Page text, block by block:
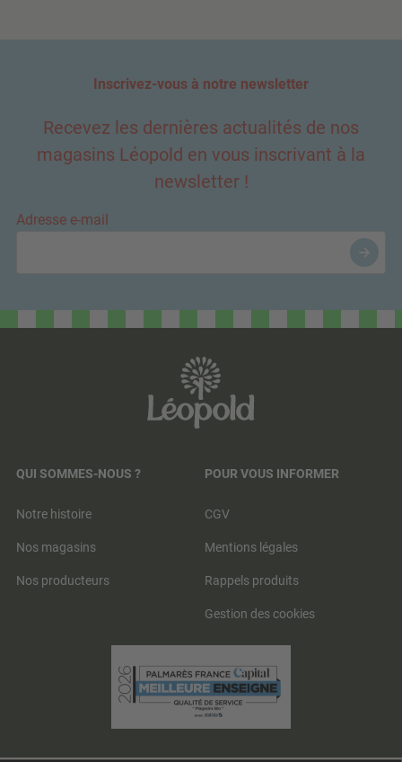
Inscrivez-vous à notre newsletter
Recevez les dernières actualités de nos
magasins Léopold en vous inscrivant à la
newsletter !
Adresse e-mail
QUI SOMMES-NOUS ?
Notre histoire
Nos magasins
Nos producteurs
POUR VOUS INFORMER
CGV
Mentions légales
Rappels produits
Gestion des cookies